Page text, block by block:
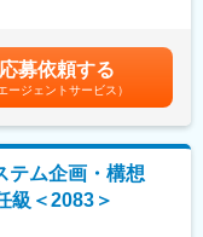
年収600万、その後店
（7月、12月、初年度は
はあくまでも目安の金
あります。月給(月額)は
応募依頼する
エージェントサービス）
テム企画・構想
級＜2083＞